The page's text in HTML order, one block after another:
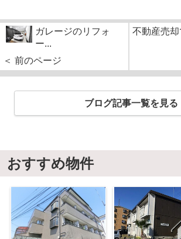
ガレージのリフォ
ー...
＜ 前のページ
不動産売
ブログ記事一覧を見る
おすすめ物件